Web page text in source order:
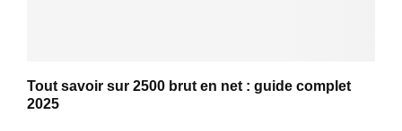
Tout savoir sur 2500 brut en net : guide complet
2025